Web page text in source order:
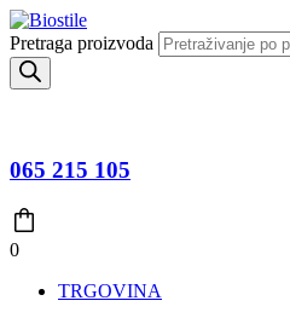
Pretraga proizvoda
065 215 105
0
TRGOVINA